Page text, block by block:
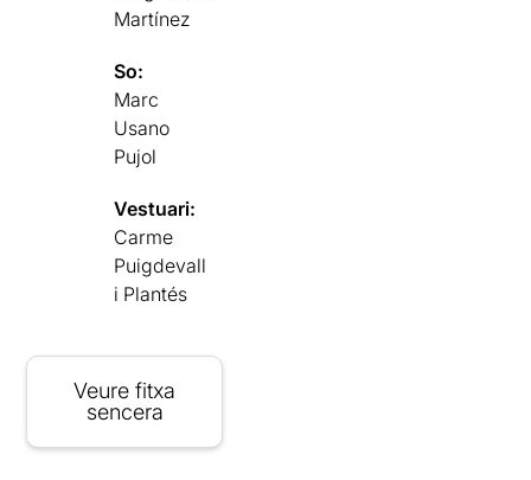
Martínez
So:
Marc
Usano
Pujol
Vestuari:
Carme
Puigdevall
i Plantés
Veure fitxa
sencera